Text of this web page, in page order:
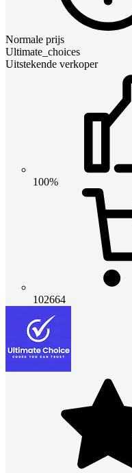
Normale prijs
Ultimate_choices
Uitstekende verkoper
100%
102664